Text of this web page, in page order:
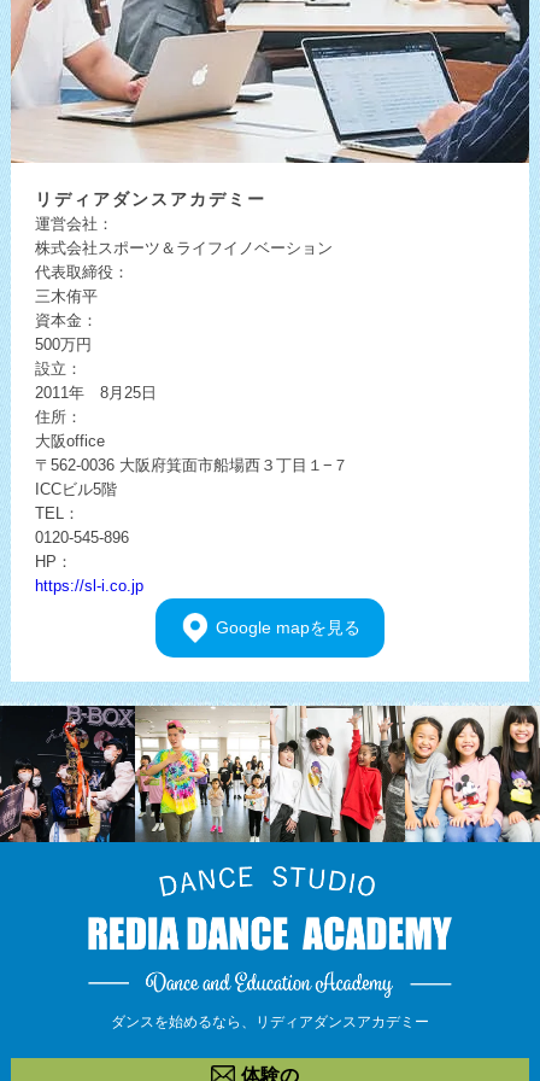
リディアダンスアカデミー
運営会社：
株式会社スポーツ＆ライフイノベーション
代表取締役：
三木侑平
資本金：
500万円
設立：
2011年 8月25日
住所：
大阪office
〒562-0036 大阪府箕面市船場西３丁目１−７
ICCビル5階
TEL：
0120-545-896
HP：
https://sl-i.co.jp
Google mapを見る
ダンスを始めるなら、 リディアダンスアカデミー
体験の